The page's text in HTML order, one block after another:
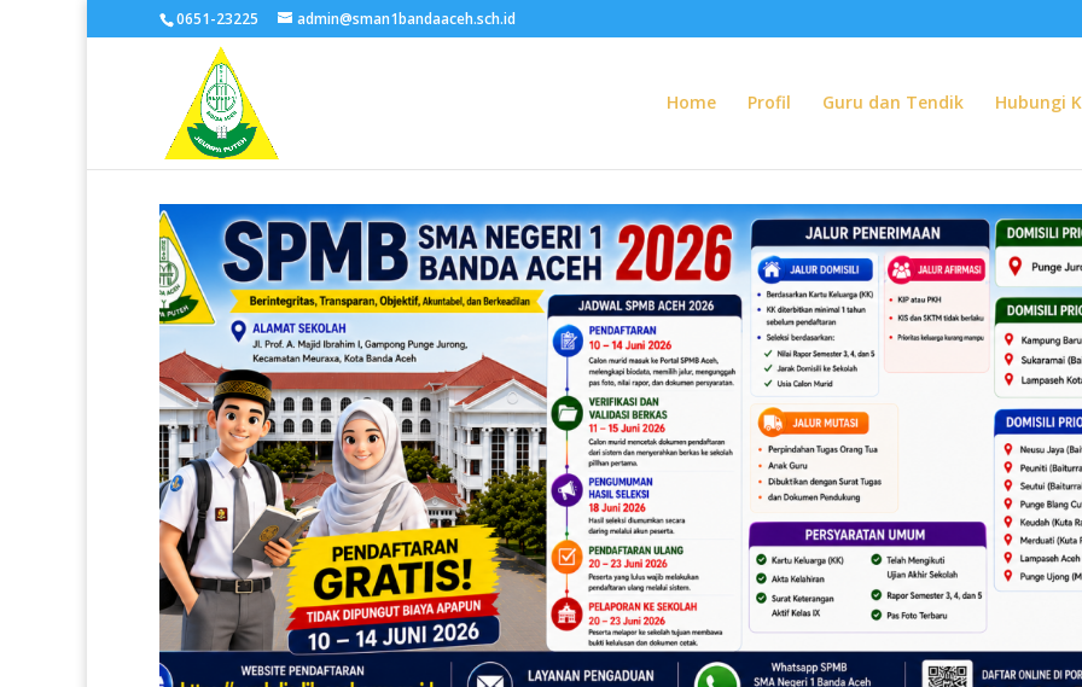
0651-23225 admin@sman1bandaaceh.sch.id
Home Profil Guru dan Tendik Hubungi